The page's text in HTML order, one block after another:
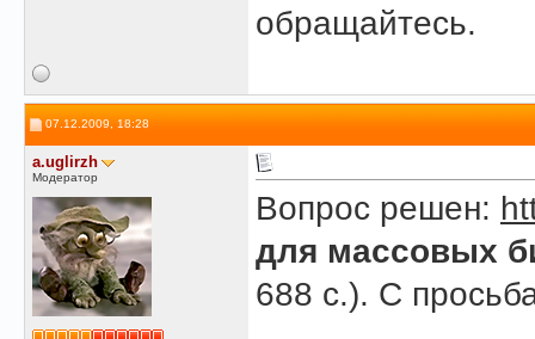
обращайтесь.
07.12.2009, 18:28
a.uglirzh
Модератор
Вопрос решен:
для массовых
688 с.). С